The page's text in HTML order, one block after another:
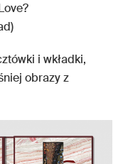
i wkładki,
obrazy z